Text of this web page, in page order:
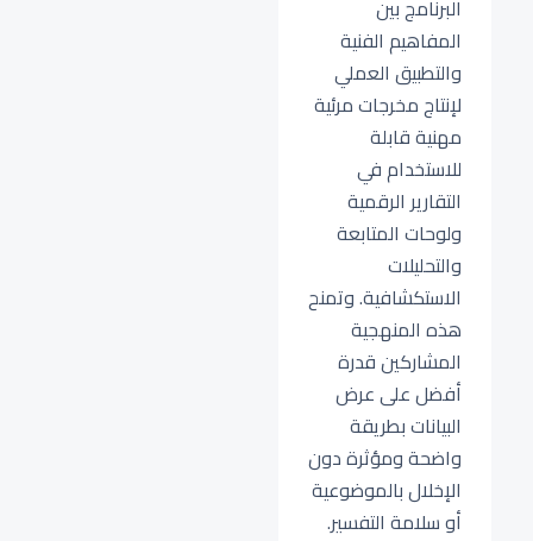
البرنامج بين
المفاهيم الفنية
والتطبيق العملي
لإنتاج مخرجات مرئية
مهنية قابلة
للاستخدام في
التقارير الرقمية
ولوحات المتابعة
والتحليلات
الاستكشافية. وتمنح
هذه المنهجية
المشاركين قدرة
أفضل على عرض
البيانات بطريقة
واضحة ومؤثرة دون
الإخلال بالموضوعية
أو سلامة التفسير.